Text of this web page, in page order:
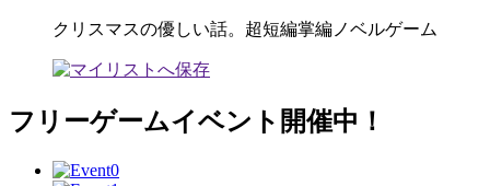
クリスマスの優しい話。超短編掌編ノベルゲーム
フリーゲームイベント開催中！